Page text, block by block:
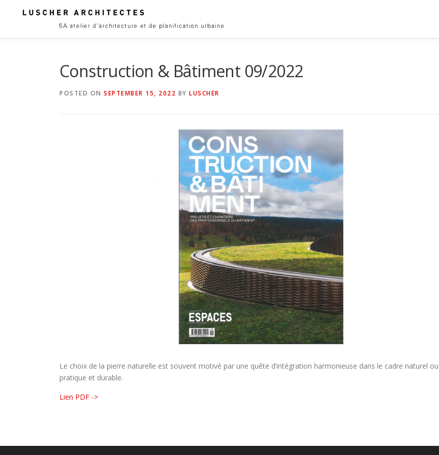
Construction & Bâtiment 09/2022
POSTED ON SEPTEMBER 15, 2022 BY LUSCHER
Le choix de la pierre naturelle est souvent motivé par une quête d’intégration harmonieuse dans le cadre naturel
pratique et durable.
Lien PDF ->